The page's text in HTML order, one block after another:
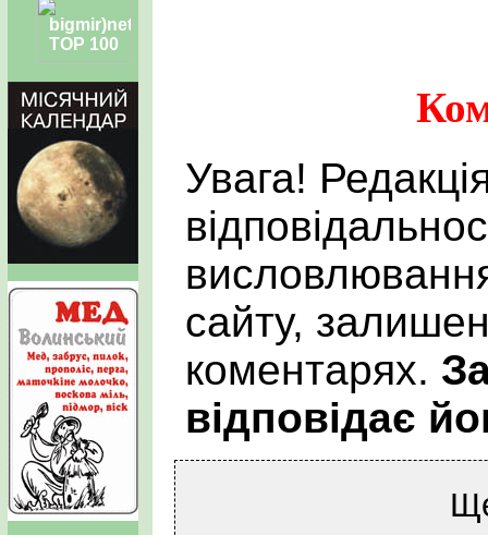
Увага!
сайту,
коментарях.
відповідає